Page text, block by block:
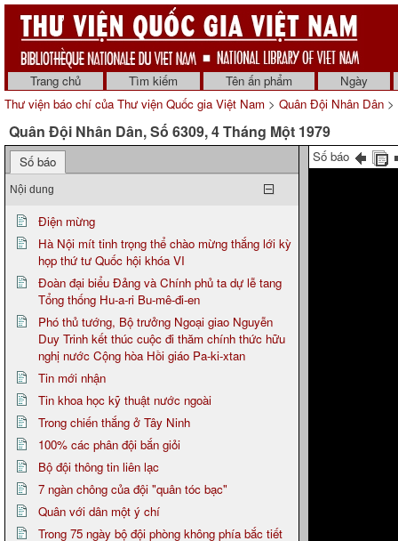
Trang chủ Tìm kiếm Tên ấn phẩm
Ngày
Thư viện báo chí của Thư viện Quốc gia Việt Nam > Quân Đội Nhân Dân >
Quân Đội Nhân Dân, Số 6309, 4 Tháng Một 1979
Số báo
Nội dung
Điện mừng
Hà Nội mít tinh trọng thể chào mừng thắng lới kỳ
họp thứ tư Quốc hội khóa VI
Đoàn đại biểu Đảng và Chính phủ ta dự lễ tang
Tổng thống Hu-a-ri Bu-mê-đi-en
Phó thủ tướng, Bộ trưởng Ngoại giao Nguyễn
Duy Trinh kết thúc cuộc đi thăm chính thức hữu
nghị nước Cộng hòa Hồi giáo Pa-ki-xtan
Tin mới nhận
Tin khoa học kỹ thuật nước ngoài
Trong chiến thắng ở Tây Ninh
100% các phân đội bắn giỏi
Bộ đội thông tin liên lạc
7 ngàn chông của đội "quân tóc bạc"
Quân với dân một ý chí
Trong 75 ngày bộ đội phòng không phía bắc tiết
Số báo